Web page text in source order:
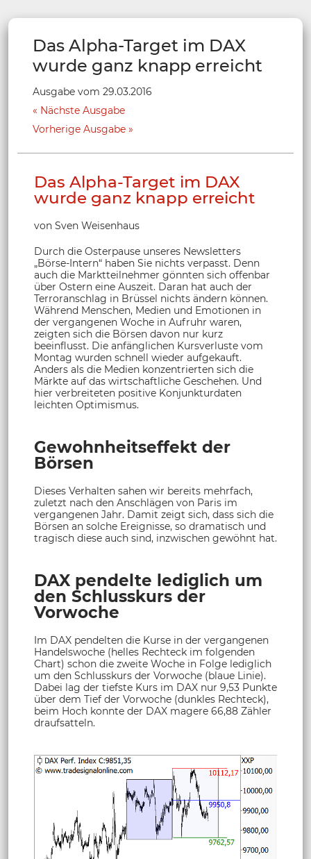
Das Alpha-Target im DAX
wurde ganz knapp erreicht
Ausgabe vom 29.03.2016
Nächste Ausgabe
Vorherige Ausgabe
Das Alpha-Target im DAX
wurde ganz knapp erreicht
von Sven Weisenhaus
Durch die Osterpause unseres Newsletters
„Börse-Intern“ haben Sie nichts verpasst. Denn
auch die Marktteilnehmer gönnten sich offenbar
über Ostern eine Auszeit. Daran hat auch der
Terroranschlag in Brüssel nichts ändern können.
Während Menschen, Medien und Emotionen in
der vergangenen Woche in Aufruhr waren,
zeigten sich die Börsen davon nur kurz
beeinflusst. Die anfänglichen Kursverluste vom
Montag wurden schnell wieder aufgekauft.
Anders als die Medien konzentrierten sich die
Märkte auf das wirtschaftliche Geschehen. Und
hier verbreiteten positive Konjunkturdaten
leichten Optimismus.
Gewohnheitseffekt der
Börsen
Dieses Verhalten sahen wir bereits mehrfach,
zuletzt nach den Anschlägen von Paris im
vergangenen Jahr. Damit zeigt sich, dass sich die
Börsen an solche Ereignisse, so dramatisch und
tragisch diese auch sind, inzwischen gewöhnt hat.
DAX pendelte lediglich um
den Schlusskurs der
Vorwoche
Im DAX pendelten die Kurse in der vergangenen
Handelswoche (helles Rechteck im folgenden
Chart) schon die zweite Woche in Folge lediglich
um den Schlusskurs der Vorwoche (blaue Linie).
Dabei lag der tiefste Kurs im DAX nur 9,53 Punkte
über dem Tief der Vorwoche (dunkles Rechteck),
beim Hoch konnte der DAX magere 66,88 Zähler
draufsatteln.